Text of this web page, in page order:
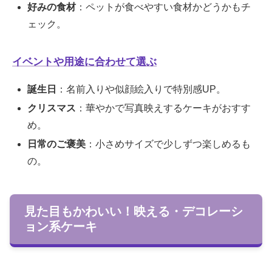
好みの食材：ペットが食べやすい食材かどうかもチ
ェック。
イベントや用途に合わせて選ぶ
誕生日
：名前入りや似顔絵入りで特別感UP。
クリスマス ：華やかで写真映えするケーキがおすす
め。
日常のご褒美 ：小さめサイズで少しずつ楽しめるも
の。
見た目もかわいい！映える・デコレーシ
ョン系ケーキ